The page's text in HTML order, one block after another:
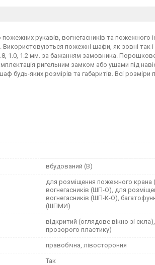
рукавів, вогнегасників та пожежного
Використовуються пожежні шафи, як зовні так
1.0, 1.2 мм. за бажанням замовника.
ригельним замком або ушами під
будь-яких розмірів та габаритів. Всі розміри
вбудований (В)
для розміщення пожежного
вогнегасників (ШП-О), для
вогнегасників (ШП-К-О),
(ШПМИ)
відкритий (оглядове вікно зі
прозорого пластику)
правобічна, лівостороння
Так